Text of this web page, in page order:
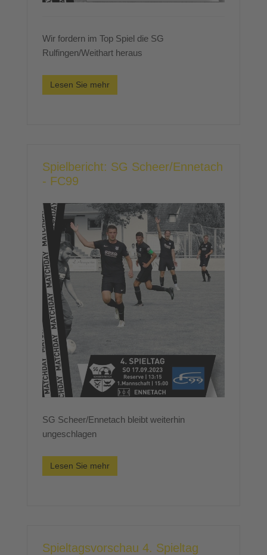
Wir fordern im Top Spiel die SG
Rulfingen/Weithart heraus
Lesen Sie mehr
Spielbericht: SG Scheer/Ennetach
- FC99
SG Scheer/Ennetach bleibt weiterhin
ungeschlagen
Lesen Sie mehr
Spieltagsvorschau 4. Spieltag